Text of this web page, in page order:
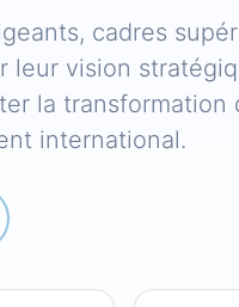
cadres
leur vision
la transformation
international.